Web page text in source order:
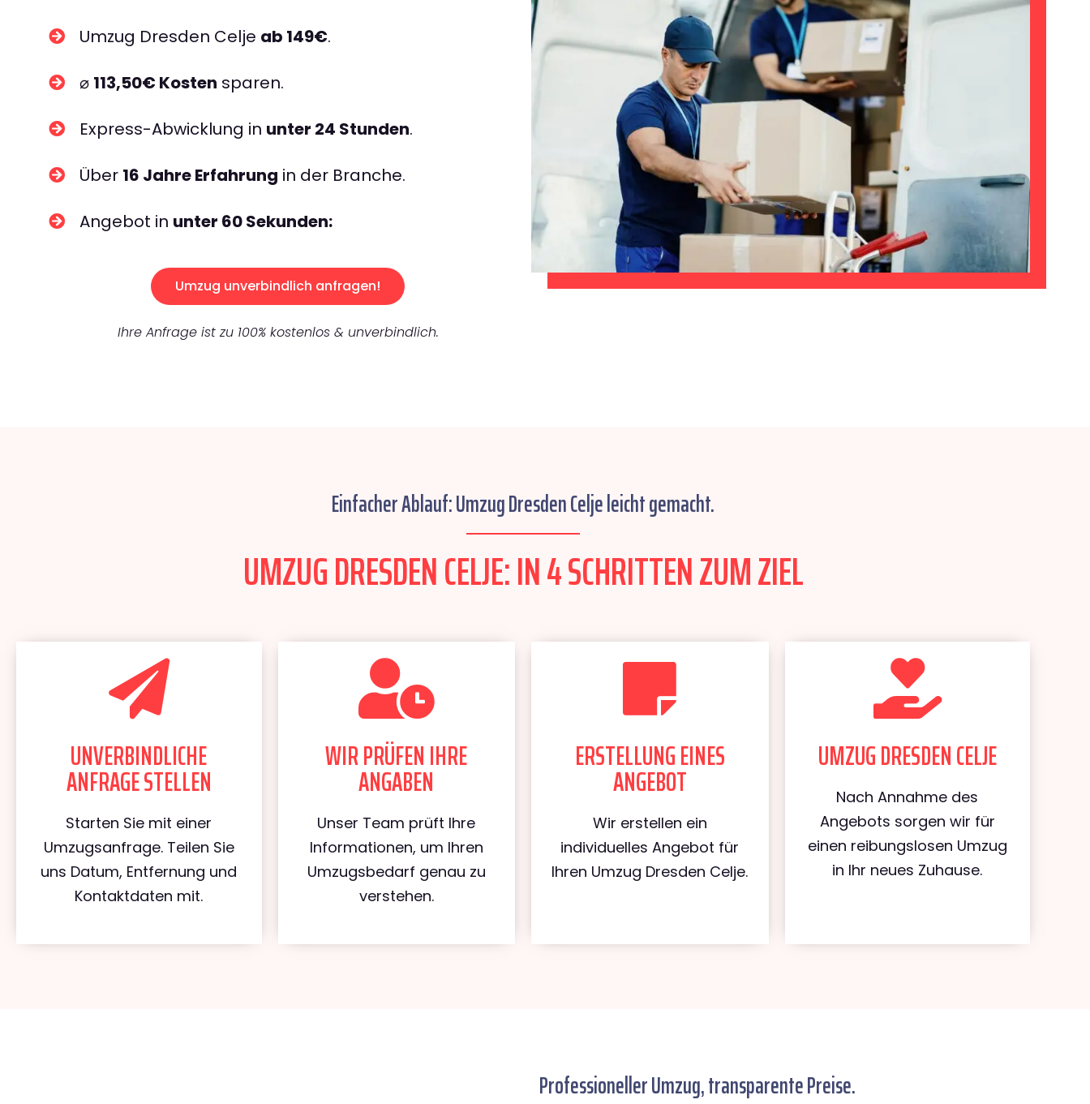
Umzug Dresden Celje ab 149€.
⌀ 113,50€ Kosten sparen.
Express-Abwicklung in unter 24 Stunden.
Über 16 Jahre Erfahrung in der Branche.
Angebot in unter 60 Sekunden:
Umzug unverbindlich anfragen!
Ihre Anfrage ist zu 100% kostenlos & unverbindlich.
Einfacher Ablauf: Umzug Dresden Celje leicht gemacht.
UMZUG DRESDEN CELJE: IN 4 SCHRITTEN ZUM ZIEL
UNVERBINDLICHE
ANFRAGE STELLEN
Starten Sie mit einer
Umzugsanfrage. Teilen Sie
uns Datum, Entfernung und
Kontaktdaten mit.
WIR PRÜFEN IHRE
ANGABEN
Unser Team prüft Ihre
Informationen, um Ihren
Umzugsbedarf genau zu
verstehen.
ERSTELLUNG EINES
ANGEBOT
Wir erstellen ein
individuelles Angebot für
Ihren Umzug Dresden Celje.
UMZUG DRESDEN CELJE
Nach Annahme des
Angebots sorgen wir für
einen reibungslosen Umzug
in Ihr neues Zuhause.
Professioneller Umzug, transparente Preise.